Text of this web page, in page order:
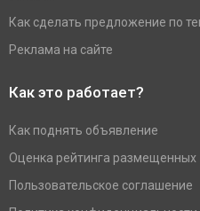
Как сделать предложение по
Реклама на сайте
Как это работает?
Как поднять объявление
Оценка рейтинга размещенных
Пользовательское соглашение